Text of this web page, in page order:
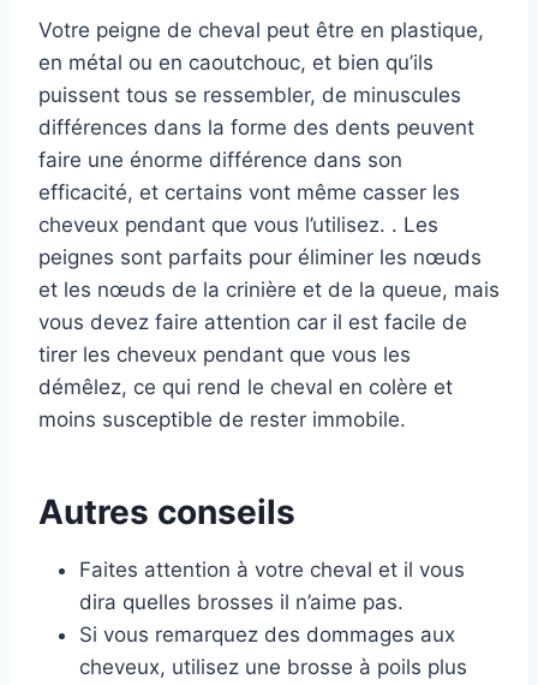
Votre peigne de cheval peut être en plastique,
en métal ou en caoutchouc, et bien qu’ils
puissent tous se ressembler, de minuscules
différences dans la forme des dents peuvent
faire une énorme différence dans son
efficacité, et certains vont même casser les
cheveux pendant que vous l’utilisez. . Les
peignes sont parfaits pour éliminer les nœuds
et les nœuds de la crinière et de la queue, mais
vous devez faire attention car il est facile de
tirer les cheveux pendant que vous les
démêlez, ce qui rend le cheval en colère et
moins susceptible de rester immobile.
Autres conseils
Faites attention à votre cheval et il vous
dira quelles brosses il n’aime pas.
Si vous remarquez des dommages aux
cheveux, utilisez une brosse à poils plus